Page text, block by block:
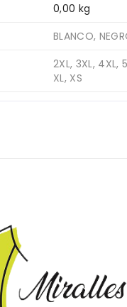
0,00 kg
BLANCO,
2XL, 3XL, 4XL,
XL, XS